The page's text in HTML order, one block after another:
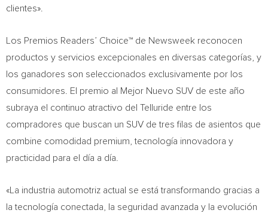
clientes».
Los Premios Readers’ Choice™ de Newsweek reconocen
productos y servicios excepcionales en diversas categorías, y
los ganadores son seleccionados exclusivamente por los
consumidores. El premio al Mejor Nuevo SUV de este año
subraya el continuo atractivo del Telluride entre los
compradores que buscan un SUV de tres filas de asientos que
combine comodidad premium, tecnología innovadora y
practicidad para el día a día.
«La industria automotriz actual se está transformando gracias a
la tecnología conectada, la seguridad avanzada y la evolución